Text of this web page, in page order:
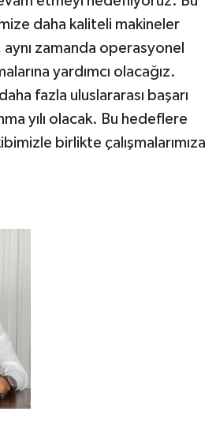
daha kaliteli makineler
aynı zamanda operasyonel
yardımcı olacağız.
fazla uluslararası başarı
yılı olacak. Bu hedeflere
birlikte çalışmalarımıza